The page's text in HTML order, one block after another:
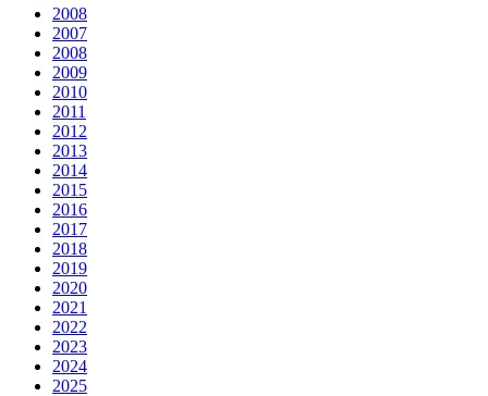
2008
2007
2008
2009
2010
2011
2012
2013
2014
2015
2016
2017
2018
2019
2020
2021
2022
2023
2024
2025